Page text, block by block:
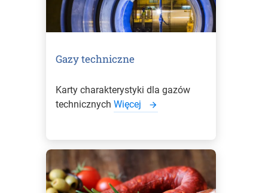
Gazy techniczne
Karty charakterystyki dla gazów
technicznych Więcej